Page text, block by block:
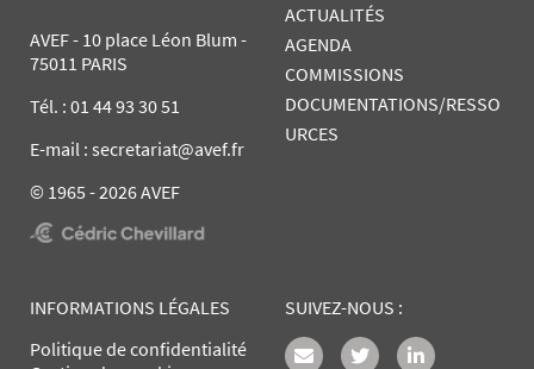
AVEF - 10 place Léon Blum -
75011 PARIS
Tél. : 01 44 93 30 51
E-mail : secretariat@avef.fr
© 1965 - 2026 AVEF
ACTUALITÉS
AGENDA
COMMISSIONS
DOCUMENTATIONS/RESSO
URCES
INFORMATIONS LÉGALES
Politique de confidentialité
SUIVEZ-NOUS :